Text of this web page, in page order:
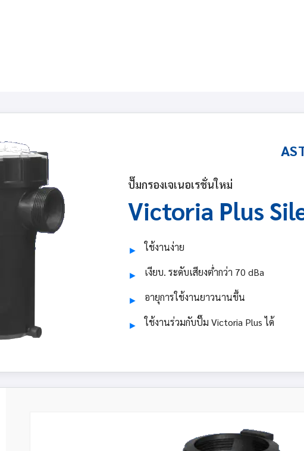
ปั๊มกรองเจเนอเรชั่นใหม่
Victoria Plus
► ใช้งานง่าย
► เงียบ. ระดับเสียงต่ำกว่า 70 dBa
► อายุการใช้งานยาวนานขึ้น
► ใช้งานร่วมกับปั๊ม Victoria Plus ได้